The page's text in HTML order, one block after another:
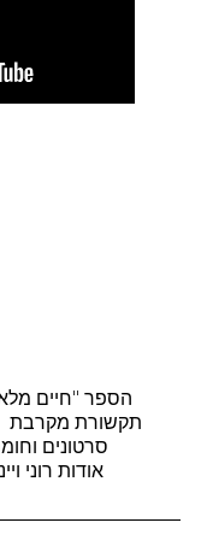
הספר "חיים
תקשורת מקרבת
סרטונים
אודות רוני